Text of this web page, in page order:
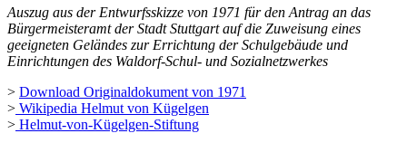
Auszug aus der Entwurfsskizze von 1971 für den Antrag an das
Bürgermeisteramt der Stadt Stuttgart auf die Zuweisung eines
geeigneten Geländes zur Errichtung der Schulgebäude und
Einrichtungen des Waldorf-Schul- und Sozialnetzwerkes
> Download Originaldokument von 1971
> Wikipedia Helmut von Kügelgen
> Helmut-von-Kügelgen-Stiftung